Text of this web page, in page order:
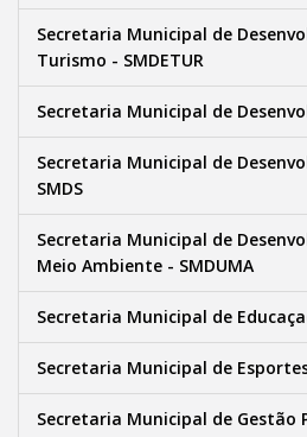
Secretaria Municipal de
Turismo - SMDETUR
Secretaria Municipal de
Secretaria Municipal de
SMDS
Secretaria Municipal de
Meio Ambiente - SMDUMA
Secretaria Municipal de
Secretaria Municipal de Esportes
Secretaria Municipal de Gestão